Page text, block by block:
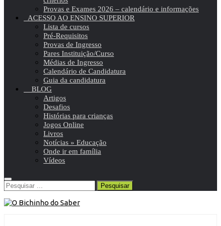
Provas e Exames 2026 – calendário e informações
ACESSO AO ENSINO SUPERIOR
Lista de cursos
Pré-Requisitos
Provas de Ingresso
Pares Instituição/Curso
Médias de Ingresso
Calendário de Candidatura
Guia da candidatura
BLOG
Artigos
Desafios
Histórias para crianças
Jogos Online
Livros
Notícias » Educação
Onde ir em família
Vídeos
Pesquisar
por: